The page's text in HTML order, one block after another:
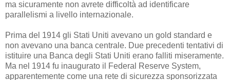
ma sicuramente non avrete difficoltà ad identificare
parallelismi a livello internazionale.
Prima del 1914 gli Stati Uniti avevano un gold standard e
non avevano una banca centrale. Due precedenti tentativi di
istituire una Banca degli Stati Uniti erano falliti miseramente.
Ma nel 1914 fu inaugurato il Federal Reserve System,
apparentemente come una rete di sicurezza sponsorizzata